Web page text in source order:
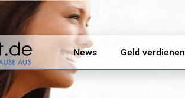
News Geld verdienen